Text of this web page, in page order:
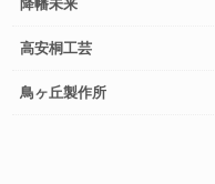
降幡未来
高安桐工芸
鳥ヶ丘製作所